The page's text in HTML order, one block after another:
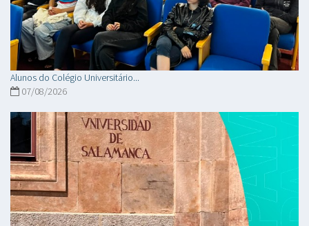
Alunos do Colégio Universitário...
07/08/2026